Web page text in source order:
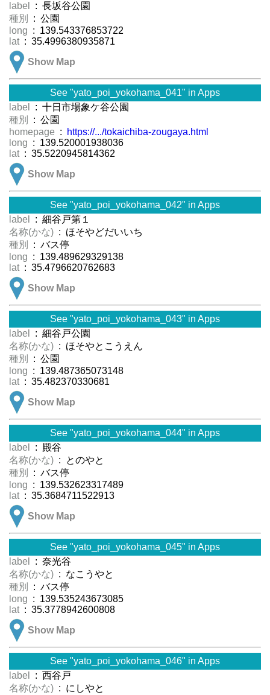
label
: 長坂谷公園
種別
: 公園
long : 139.543376853722
lat : 35.4996380935871
Show Map
See "yato_poi_yokohama_041" in Apps
label
: 十日市場象ケ谷公園
種別
: 公園
homepage :
https://.../tokaichiba-zougaya.html
long : 139.520001938036
lat : 35.5220945814362
Show Map
See "yato_poi_yokohama_042" in Apps
label
: 細谷戸第１
名称(かな) : ほそやどだいいち
種別
: バス停
long : 139.489629329138
lat : 35.4796620762683
Show Map
See "yato_poi_yokohama_043" in Apps
label
: 細谷戸公園
名称(かな) : ほそやとこうえん
種別
: 公園
long : 139.487365073148
lat : 35.482370330681
Show Map
See "yato_poi_yokohama_044" in Apps
label
: 殿谷
名称(かな) : とのやと
種別
: バス停
long : 139.532623317489
lat : 35.3684711522913
Show Map
See "yato_poi_yokohama_045" in Apps
label
: 奈光谷
名称(かな) : なこうやと
種別
: バス停
long : 139.535243673085
lat : 35.3778942600808
Show Map
See "yato_poi_yokohama_046" in Apps
label
: 西谷戸
名称(かな) : にしやと